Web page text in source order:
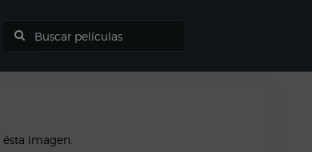
ésta imagen.